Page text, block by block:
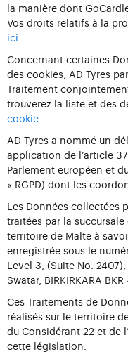
la manière dont
Vos droits relatifs à la
ici
Concernant certaines
des cookies, AD Tyres
Traitement
trouverez la liste et des
cookie
AD Tyres a nommé un
application de l’article
Parlement européen et
« RGPD) dont les
Les Données collectées
traitées par la
territoire de Malte à savoir
enregistrée sous le
Level 3, (Suite No.
Swatar, BIRKIRKARA
Ces Traitements de
réalisés sur le territoire
du Considérant 22 et de
cette législation.